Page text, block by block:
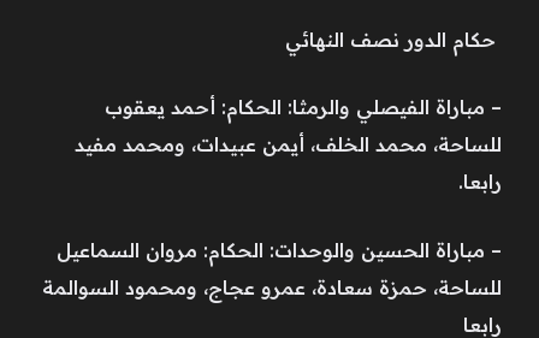
حكام الدور نصف النهائي
– مباراة الفيصلي والرمثا: الحكام: أحمد يعقوب
للساحة، محمد الخلف، أيمن عبيدات، ومحمد مفيد
رابعا.
– مباراة الحسين والوحدات: الحكام: مروان السماعيل
للساحة، حمزة سعادة، عمرو عجاج، ومحمود السوالمة
رابعا